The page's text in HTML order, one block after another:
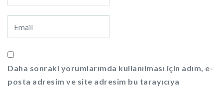
Daha sonraki yorumlarımda kullanılması için adım, e-
posta adresim ve site adresim bu tarayıcıya